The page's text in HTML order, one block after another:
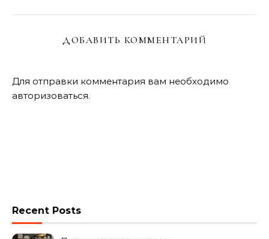
ДОБАВИТЬ КОММЕНТАРИЙ
Для отправки комментария вам необходимо
авторизоваться.
Recent Posts